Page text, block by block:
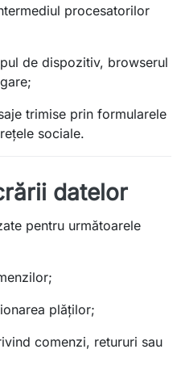
procesatorilor
de dispozitiv, browserul
trimise prin formularele
sociale.
datelor
pentru următoarele
plăților;
comenzi, retururi sau